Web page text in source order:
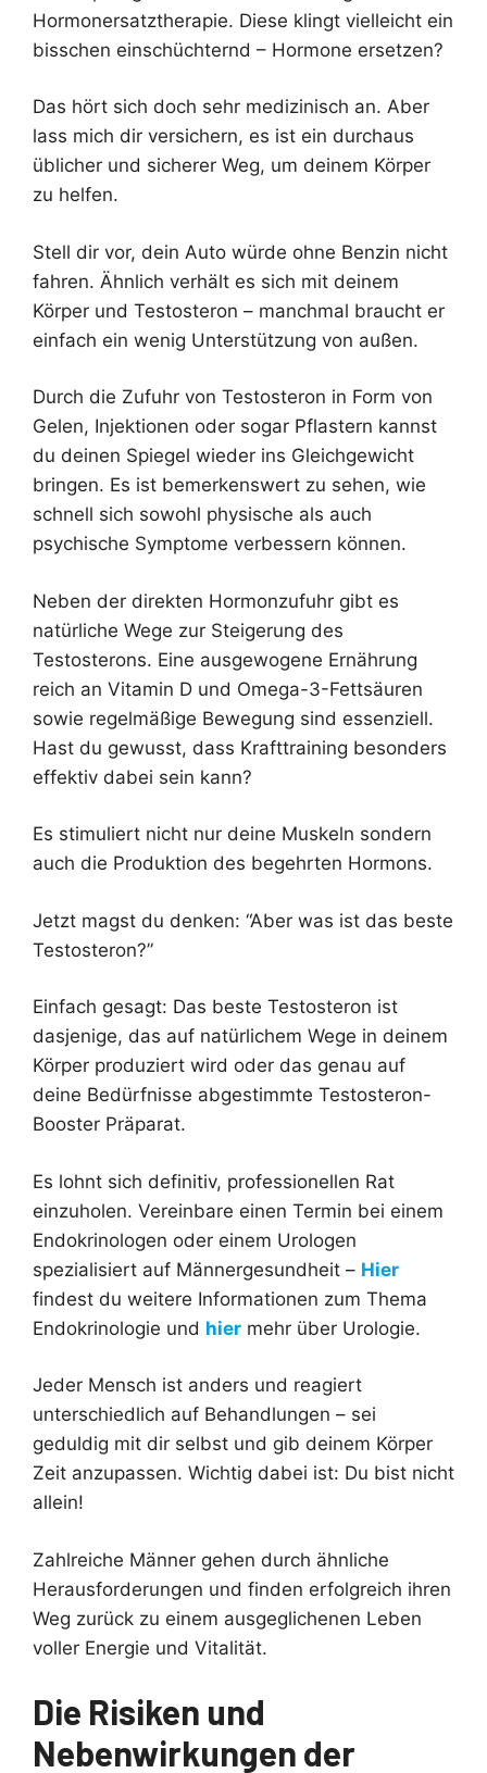
Hormonersatztherapie. Diese klingt vielleicht ein
bisschen einschüchternd – Hormone ersetzen?
Das hört sich doch sehr medizinisch an. Aber
lass mich dir versichern, es ist ein durchaus
üblicher und sicherer Weg, um deinem Körper
zu helfen.
Stell dir vor, dein Auto würde ohne Benzin nicht
fahren. Ähnlich verhält es sich mit deinem
Körper und Testosteron – manchmal braucht er
einfach ein wenig Unterstützung von außen.
Durch die Zufuhr von Testosteron in Form von
Gelen, Injektionen oder sogar Pflastern kannst
du deinen Spiegel wieder ins Gleichgewicht
bringen. Es ist bemerkenswert zu sehen, wie
schnell sich sowohl physische als auch
psychische Symptome verbessern können.
Neben der direkten Hormonzufuhr gibt es
natürliche Wege zur Steigerung des
Testosterons. Eine ausgewogene Ernährung
reich an Vitamin D und Omega-3-Fettsäuren
sowie regelmäßige Bewegung sind essenziell.
Hast du gewusst, dass Krafttraining besonders
effektiv dabei sein kann?
Es stimuliert nicht nur deine Muskeln sondern
auch die Produktion des begehrten Hormons.
Jetzt magst du denken: “Aber was ist das beste
Testosteron?”
Einfach gesagt: Das beste Testosteron ist
dasjenige, das auf natürlichem Wege in deinem
Körper produziert wird oder das genau auf
deine Bedürfnisse abgestimmte Testosteron-
Booster Präparat.
Es lohnt sich definitiv, professionellen Rat
einzuholen. Vereinbare einen Termin bei einem
Endokrinologen oder einem Urologen
spezialisiert auf Männergesundheit – Hier
findest du weitere Informationen zum Thema
Endokrinologie und hier mehr über Urologie.
Jeder Mensch ist anders und reagiert
unterschiedlich auf Behandlungen – sei
geduldig mit dir selbst und gib deinem Körper
Zeit anzupassen. Wichtig dabei ist: Du bist nicht
allein!
Zahlreiche Männer gehen durch ähnliche
Herausforderungen und finden erfolgreich ihren
Weg zurück zu einem ausgeglichenen Leben
voller Energie und Vitalität.
Die Risiken und
Nebenwirkungen der